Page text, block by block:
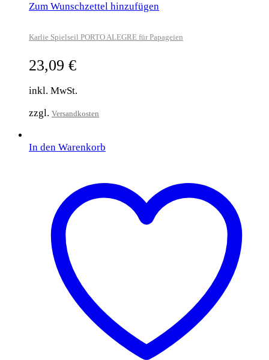
Zum Wunschzettel hinzufügen
Karlie Spielseil PORTO ALEGRE für Papageien
23,09 €
inkl. MwSt.
zzgl. Versandkosten
In den Warenkorb